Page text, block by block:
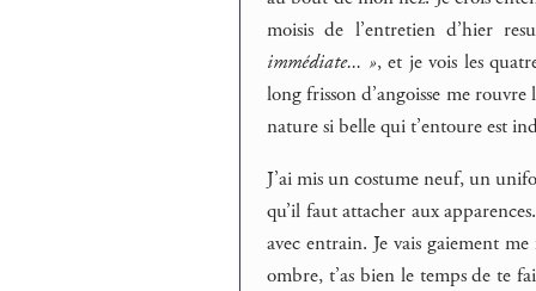
moisis de l’entretien d’hier
immédiate... », et je vois les
long frisson d’angoisse me
nature si belle qui t’entoure est
J’ai mis un costume neuf, un
qu’il faut attacher aux
avec entrain. Je vais gaiement
ombre, t’as bien le temps de te